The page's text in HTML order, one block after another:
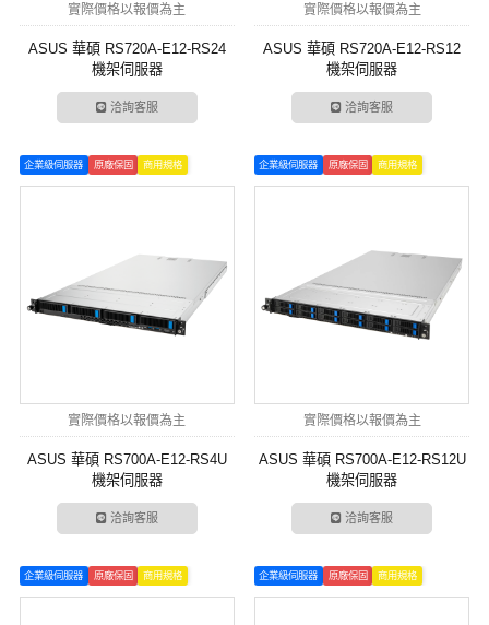
實際價格以報價為主
ASUS 華碩 RS720A-E12-RS24
機架伺服器
洽詢客服
實際價格以報價為主
ASUS 華碩 RS720A-E12-RS12
機架伺服器
洽詢客服
企業級伺服器 原廠保固 商用規格
實際價格以報價為主
ASUS 華碩 RS700A-E12-RS4U
機架伺服器
洽詢客服
企業級伺服器 原廠保固 商用規格
實際價格以報價為主
ASUS 華碩 RS700A-E12-RS12U
機架伺服器
洽詢客服
企業級伺服器 原廠保固 商用規格 企業級伺服器 原廠保固 商用規格